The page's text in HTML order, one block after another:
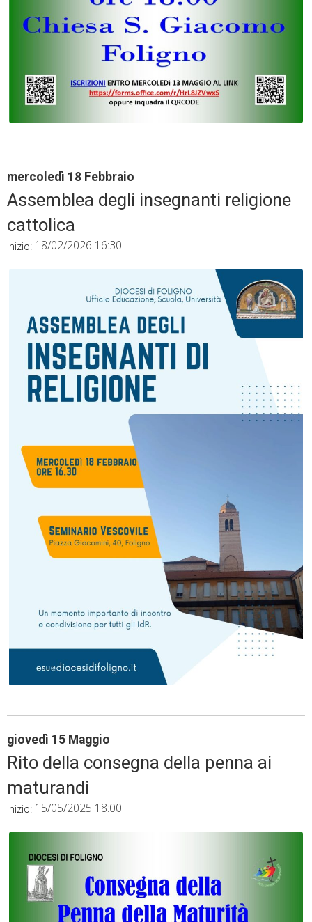
mercoledì 18 Febbraio
Assemblea degli insegnanti religione
cattolica
Inizio: 18/02/2026 16:30
giovedì 15 Maggio
Rito della consegna della penna ai
maturandi
Inizio: 15/05/2025 18:00